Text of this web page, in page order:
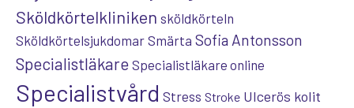
Sköldkörtelkliniken sköldkörteln
Sköldkörtelsjukdomar Smärta Sofia Antonsson
Specialistläkare Specialistläkare online
Specialistvård Stress Stroke Ulcerös kolit